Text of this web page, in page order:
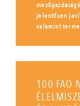
jelentősen
valamint
100 FAO